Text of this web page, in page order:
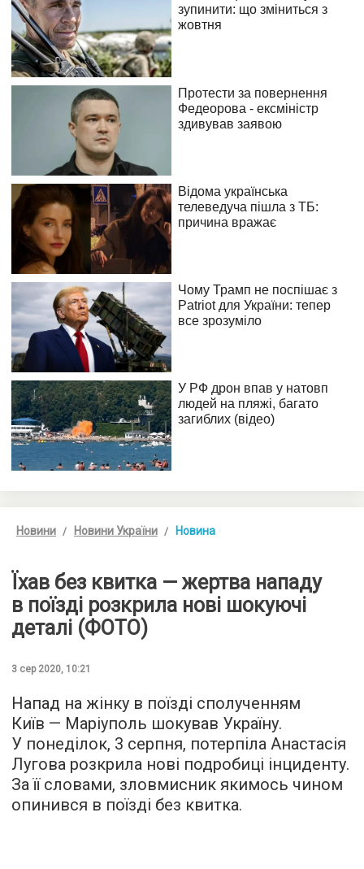
Новини Новини України Новина
Їхав без квитка — жертва нападу
в поїзді розкрила нові шокуючі
деталі (ФОТО)
3 сер 2020, 10:21
Напад на жінку в поїзді сполученням
Київ — Маріуполь шокував Україну.
У понеділок, 3 серпня, потерпіла Анастасія
Лугова розкрила нові подробиці інциденту.
За її словами, зловмисник якимось чином
опинився в поїзді без квитка.